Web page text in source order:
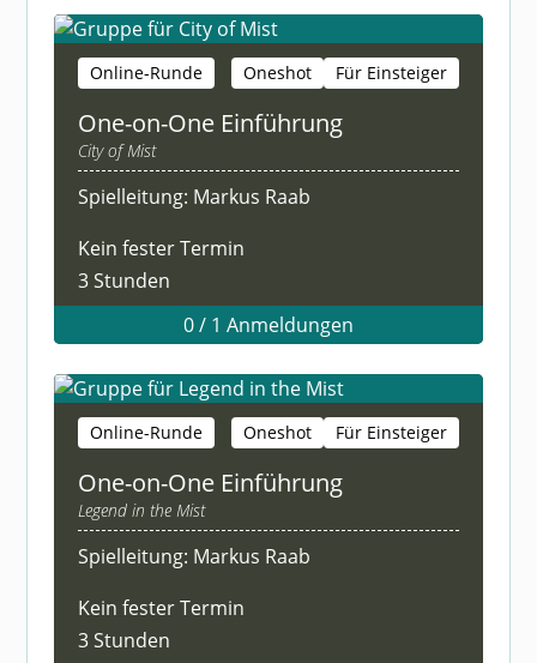
Online-Runde Oneshot Für Einsteiger
One-on-One Einführung
City of Mist
Spielleitung: Markus Raab
Kein fester Termin
3 Stunden
0 / 1 Anmeldungen
Online-Runde Oneshot Für Einsteiger
One-on-One Einführung
Legend in the Mist
Spielleitung: Markus Raab
Kein fester Termin
3 Stunden